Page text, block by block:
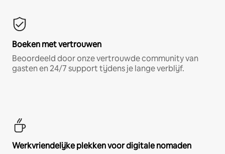
Boeken met vertrouwen
Beoordeeld door onze vertrouwde community van
gasten en 24/7 support tijdens je lange verblijf.
Werkvriendelijke plekken voor digitale nomaden